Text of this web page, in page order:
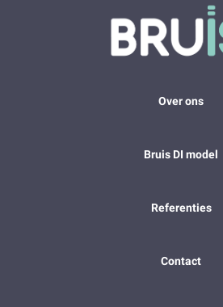
Over ons
Bruis DI model
Referenties
Contact